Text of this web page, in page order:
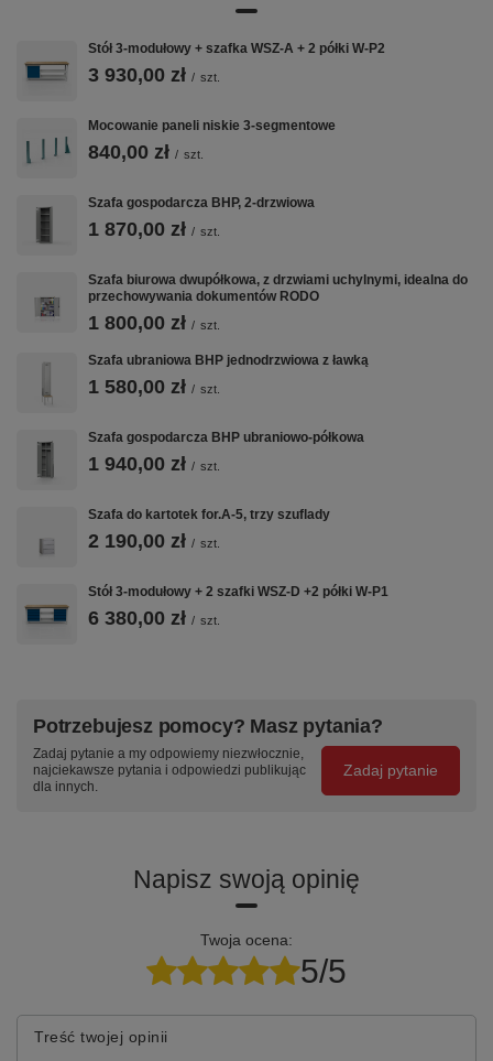
Stół 3-modułowy + szafka WSZ-A + 2 półki W-P2
3 930,00 zł / szt.
Mocowanie paneli niskie 3-segmentowe
840,00 zł / szt.
Szafa gospodarcza BHP, 2-drzwiowa
1 870,00 zł / szt.
Szafa biurowa dwupółkowa, z drzwiami uchylnymi, idealna do
przechowywania dokumentów RODO
1 800,00 zł / szt.
Szafa ubraniowa BHP jednodrzwiowa z ławką
1 580,00 zł / szt.
Szafa gospodarcza BHP ubraniowo-półkowa
1 940,00 zł / szt.
Szafa do kartotek for.A-5, trzy szuflady
2 190,00 zł / szt.
Stół 3-modułowy + 2 szafki WSZ-D +2 półki W-P1
6 380,00 zł / szt.
Potrzebujesz pomocy? Masz pytania?
Zadaj pytanie a my odpowiemy niezwłocznie,
najciekawsze pytania i odpowiedzi publikując
dla innych.
Zadaj pytanie
Napisz swoją opinię
Twoja ocena:
5/5
Treść twojej opinii